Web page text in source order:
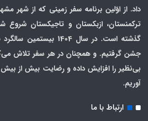
داد. از اوّلین برنامه سفر زمینی که از شهر
ترکمنستان، ازبکستان و تاجیکستان
گذشته است. در سال 1404
جشن گرفتیم. و همچنان در هر سفر تلاش
بی‌نظیر را افزایش داده و رضایت بیش از بیش
آوریم.
ارتباط با ما